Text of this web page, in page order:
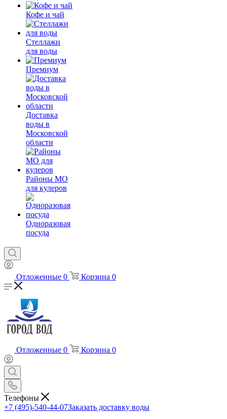
Кофе и чай
Стеллажи
для воды
Премиум
Доставка
воды в
Московской
области
Районы МО
для кулеров
Одноразовая
посуда
Отложенные 0 Корзина 0
Отложенные 0 Корзина 0
Телефоны
+7 (495)-540-44-07Заказать доставку воды